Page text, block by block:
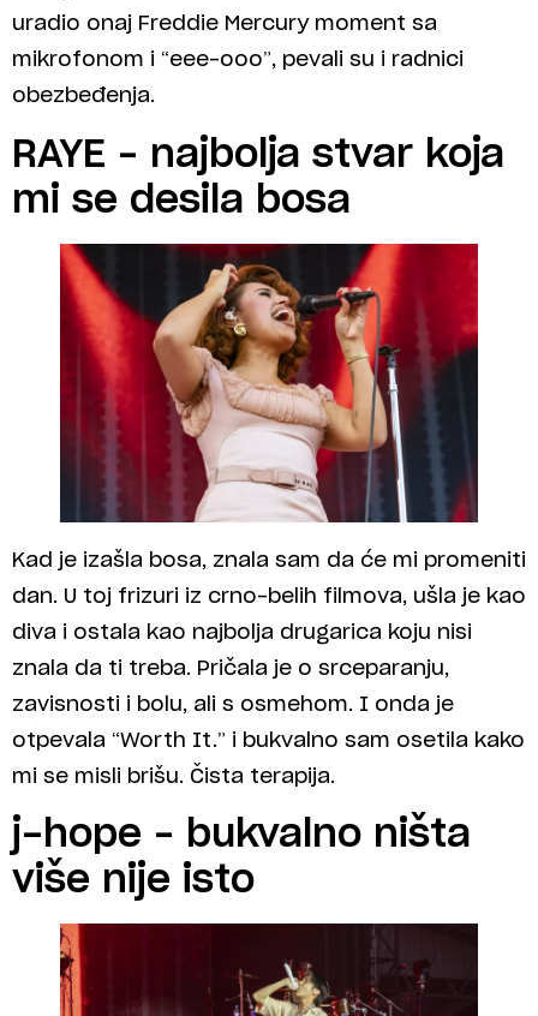
uradio onaj Freddie Mercury moment sa
mikrofonom i “eee-ooo”, pevali su i radnici
obezbeđenja.
RAYE – najbolja stvar koja
mi se desila bosa
Kad je izašla bosa, znala sam da će mi promeniti
dan. U toj frizuri iz crno-belih filmova, ušla je kao
diva i ostala kao najbolja drugarica koju nisi
znala da ti treba. Pričala je o srceparanju,
zavisnosti i bolu, ali s osmehom. I onda je
otpevala “Worth It.” i bukvalno sam osetila kako
mi se misli brišu. Čista terapija.
j-hope – bukvalno ništa
više nije isto